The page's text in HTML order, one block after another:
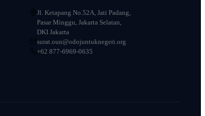
Jl. Ketapang No.52A, Jati Padang,
Pasar Minggu, Jakarta Selatan,
DKI Jakarta
surat.oun@odojuntuknegeri.org
+62 877-6969-0635